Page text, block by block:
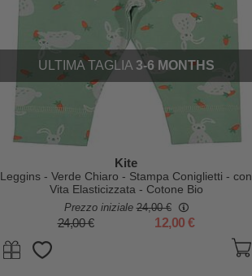
ULTIMA TAGLIA 3-6 MONTHS
Kite
Leggins - Verde Chiaro - Stampa Coniglietti - con
Vita Elasticizzata - Cotone Bio
Prezzo iniziale24,00 €
24,00 € 12,00 €